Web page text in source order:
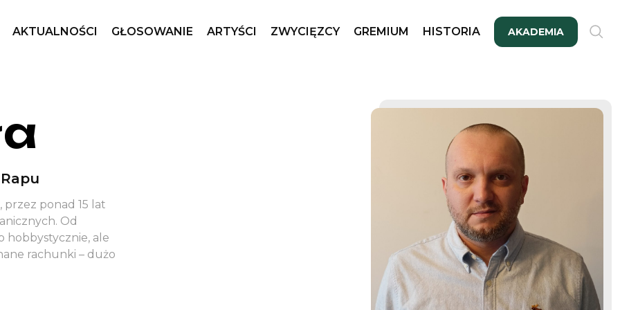
AKTUALNOŚCI
GŁOSOWANIE ARTYŚCI ZWYCIĘZCY GREMIUM HISTORIA AKADEMIA
przez ponad 15 lat
Od
hobbystycznie, ale
rachunki – dużo